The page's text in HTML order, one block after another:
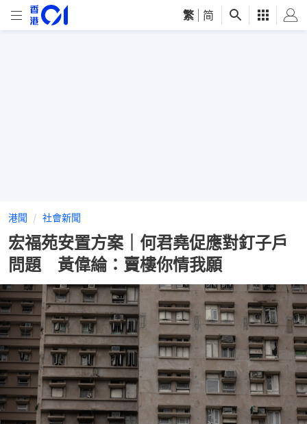
繁 简
港聞 社會新聞
宏福苑安置方案｜何君堯促應對釘子戶
問題 黃偉綸：賣樓你情我願